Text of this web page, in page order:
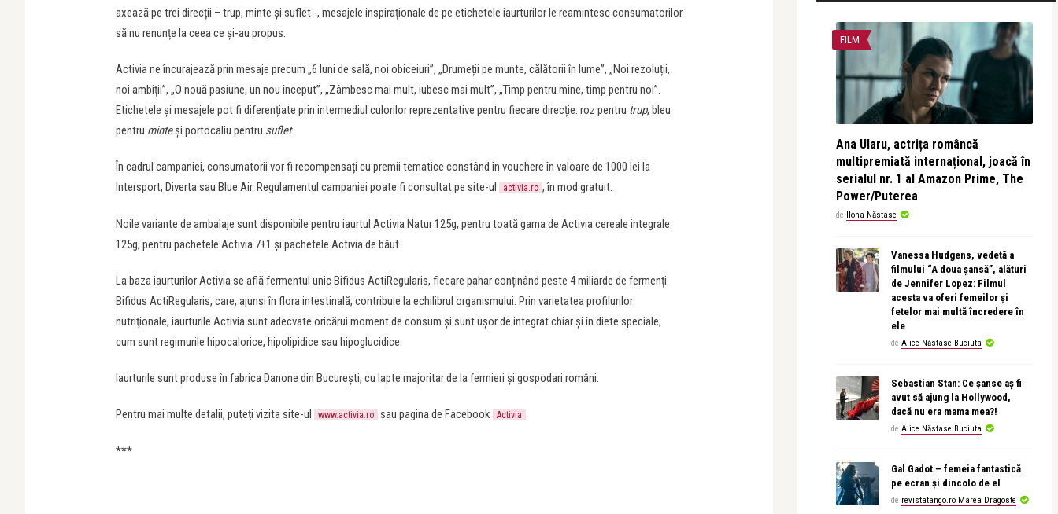
axează pe trei direcții – trup, minte și suflet -, mesajele inspiraționale de pe etichetele iaurturilor le reamintesc consumatorilor
să nu renunțe la ceea ce și-au propus.
Activia ne încurajează prin mesaje precum „6 luni de sală, noi obiceiuri”, „Drumeții pe munte, călătorii în lume”, „Noi rezoluții,
noi ambiții”, „O nouă pasiune, un nou început”, „Zâmbesc mai mult, iubesc mai mult”, „Timp pentru mine, timp pentru noi”.
Etichetele și mesajele pot fi diferențiate prin intermediul culorilor reprezentative pentru fiecare direcție: roz pentru trup, bleu
pentru minteși portocaliu pentru suflet.
În cadrul campaniei, consumatorii vor fi recompensați cu premii tematice constând în vouchere în valoare de 1000 lei la
Intersport, Diverta sau Blue Air. Regulamentul campaniei poate fi consultat pe site-ul
activia.ro , în mod gratuit.
Noile variante de ambalaje sunt disponibile pentru iaurtul Activia Natur 125g, pentru toată gama de Activia cereale integrale
125g, pentru pachetele Activia 7+1 și pachetele Activia de băut.
La baza iaurturilor Activia se află fermentul unic Bifidus ActiRegularis, fiecare pahar conținând peste 4 miliarde de fermenți
Bifidus ActiRegularis, care, ajunși în flora intestinală, contribuie la echilibrul organismului. Prin varietatea profilurilor
nutriţionale, iaurturile Activia sunt adecvate oricărui moment de consum şi sunt uşor de integrat chiar și în diete speciale,
cum sunt regimurile hipocalorice, hipolipidice sau hipoglucidice.
Iaurturile sunt produse în fabrica Danone din București, cu lapte majoritar de la fermieri și gospodari români.
Pentru mai multe detalii, puteți vizita site-ul www.activia.ro sau pagina de Facebook Activia .
***
FILM
Ana Ularu, actrița româncă
multipremiată internațional, joacă în
serialul nr. 1 al Amazon Prime, The
Power/Puterea
de Ilona Năstase
Vanessa Hudgens, vedetă a
filmului “A doua șansă”, alături
de Jennifer Lopez: Filmul
acesta va oferi femeilor și
fetelor mai multă încredere în
ele
de Alice Năstase Buciuta
Sebastian Stan: Ce șanse aș fi
avut să ajung la Hollywood,
dacă nu era mama mea?!
de Alice Năstase Buciuta
Gal Gadot – femeia fantastică
pe ecran și dincolo de el
de revistatango.ro Marea Dragoste